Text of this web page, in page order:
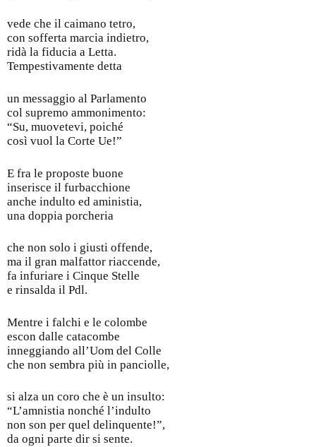
vede che il caimano tetro,
con sofferta marcia indietro,
ridà la fiducia a Letta.
Tempestivamente detta
un messaggio al Parlamento
col supremo ammonimento:
“Su, muovetevi, poiché
così vuol la Corte Ue!”
E fra le proposte buone
inserisce il furbacchione
anche indulto ed aministia,
una doppia porcheria
che non solo i giusti offende,
ma il gran malfattor riaccende,
fa infuriare i Cinque Stelle
e rinsalda il Pdl.
Mentre i falchi e le colombe
escon dalle catacombe
inneggiando all’Uom del Colle
che non sembra più in panciolle,
si alza un coro che è un insulto:
“L’amnistia nonché l’indulto
non son per quel delinquente!”,
da ogni parte dir si sente.